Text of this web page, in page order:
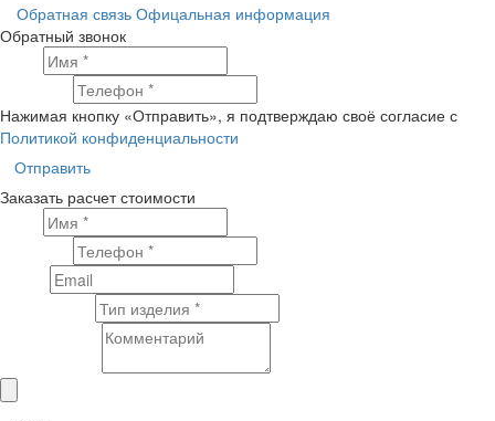
Обратная связь Офицальная информация
Обратный звонок
Нажимая кнопку «Отправить», я подтверждаю своё согласие с
Политикой конфиденциальности
Отправить
Заказать расчет стоимости